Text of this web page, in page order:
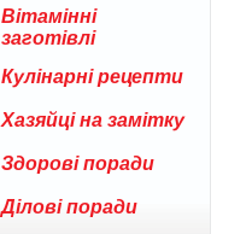
Вітамінні
заготівлі
Кулінарні рецепти
Хазяйці на замітку
Здорові поради
Ділові поради